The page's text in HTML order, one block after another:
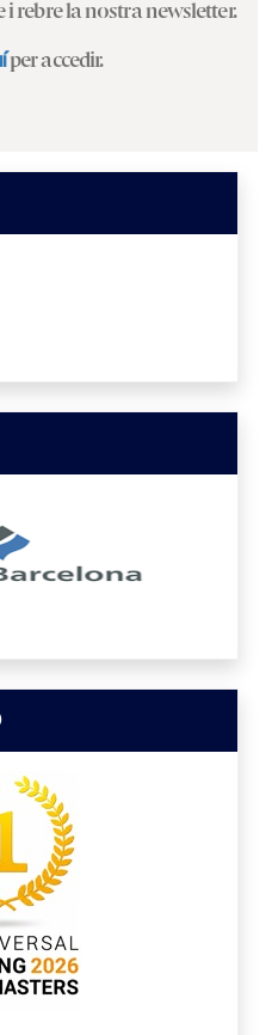
rebre la nostra newsletter.
per accedir.